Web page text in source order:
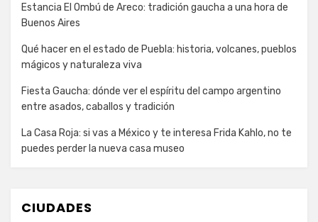
Estancia El Ombú de Areco: tradición gaucha a una hora de
Buenos Aires
Qué hacer en el estado de Puebla: historia, volcanes, pueblos
mágicos y naturaleza viva
Fiesta Gaucha: dónde ver el espíritu del campo argentino
entre asados, caballos y tradición
La Casa Roja: si vas a México y te interesa Frida Kahlo, no te
puedes perder la nueva casa museo
CIUDADES